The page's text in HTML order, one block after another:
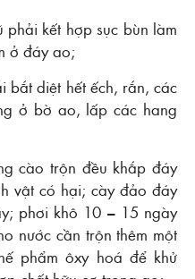
kết hợp sục bùn làm
ở đáy ao;
bắt diệt hết ếch, rắn, các
ở bờ ao, lấp các hang
cào trộn đều khắp đáy
vật có hại; cày đảo đáy
phơi khô 10 – 15 ngày
nước cần trộn thêm một
phẩm ôxy hoá để khử